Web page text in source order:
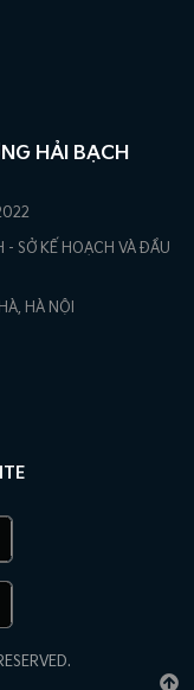
HẢI BẠCH
- SỞ KẾ HOẠCH VÀ ĐẦU
HÀ NỘI